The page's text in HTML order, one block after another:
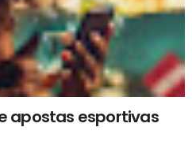
apostas esportivas